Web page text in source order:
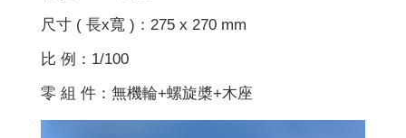
尺寸 ( 長x寬 )：275 x 270 mm
比 例：1/100
零 組 件：無機輪+螺旋槳+木座